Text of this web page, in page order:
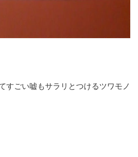
すごい嘘もサラリとつけるツワモノ